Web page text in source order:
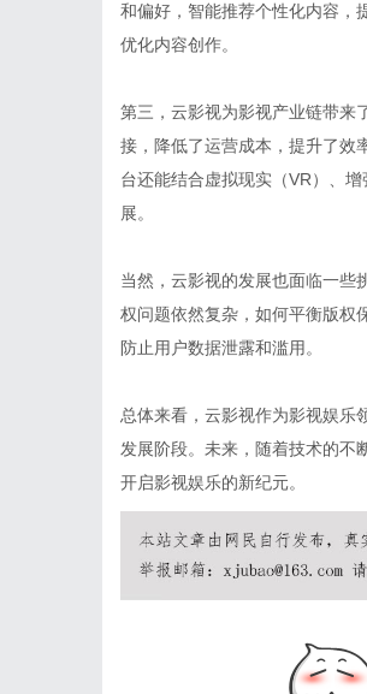
和偏好，智能推荐个性化内容，
优化内容创作。
第三，云影视为影视产业链带来
接，降低了运营成本，提升了效
台还能结合虚拟现实（VR）、
展。
当然，云影视的发展也面临一些
权问题依然复杂，如何平衡版权
防止用户数据泄露和滥用。
总体来看，云影视作为影视娱乐
发展阶段。未来，随着技术的不
开启影视娱乐的新纪元。